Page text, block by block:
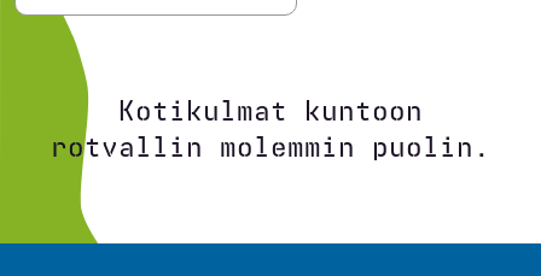
Kotikulmat kuntoon
rotvallin molemmin puolin.